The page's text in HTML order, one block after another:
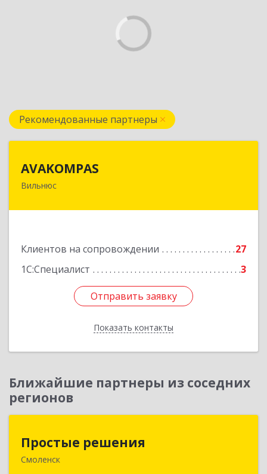
Рекомендованные партнеры
AVAKOMPAS
Вильнюс
Клиентов на сопровождении
27
1С:Специалист
3
Отправить заявку
Показать контакты
Литва, LT-08236, г. Вильнюс, ул. J.Galvydzio , д.5
Отправить заявку
Назад
Ближайшие партнеры из соседних
регионов
Простые решения
Смоленск
214015, Смоленская обл, Смоленск г, Большая